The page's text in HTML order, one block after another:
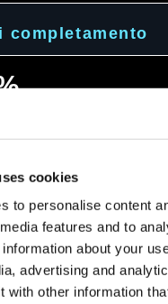
cookies
to personalise content
features and to
about your
advertising and
with other information
completamento
è l'indice di
completamento
è il tempo di
le piattaforme.